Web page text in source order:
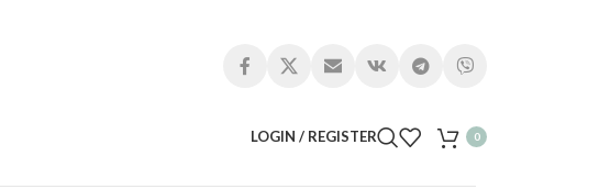
LOGIN / REGISTER 0